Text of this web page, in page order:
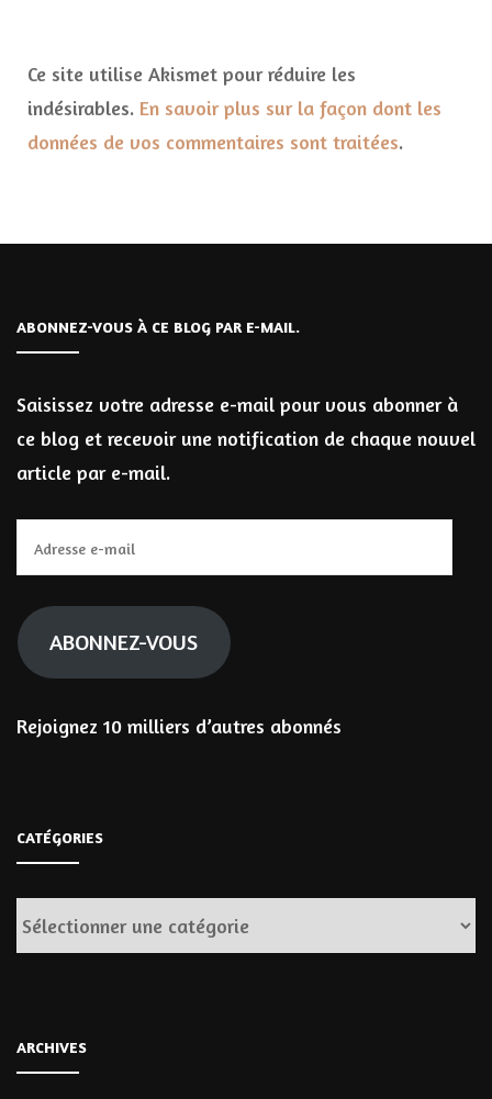
Ce site utilise Akismet pour réduire les
indésirables. En savoir plus sur la façon dont les
données de vos commentaires sont traitées.
ABONNEZ-VOUS À CE BLOG PAR E-MAIL.
Saisissez votre adresse e-mail pour vous abonner à
ce blog et recevoir une notification de chaque nouvel
article par e-mail.
e-
mail
ABONNEZ-VOUS
Rejoignez 10 milliers d’autres abonnés
CATÉGORIES
Catégories
ARCHIVES